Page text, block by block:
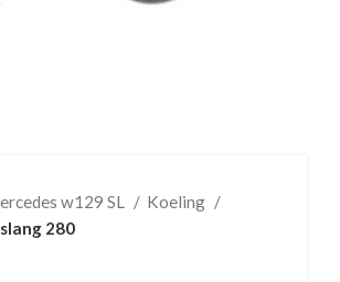
w129 SL
Koeling
280